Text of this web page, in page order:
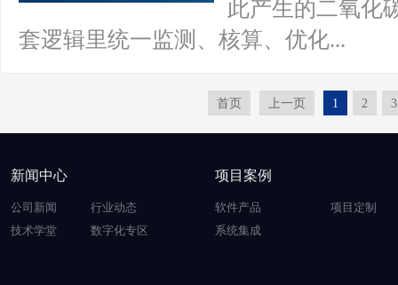
此产生的二氧化
套逻辑里统一监测、核算、优化...
首页 上一页 1 2 3
新闻中心
公司新闻
行业动态
技术学堂
数字化专区
项目案例
软件产品
项目定制
系统集成